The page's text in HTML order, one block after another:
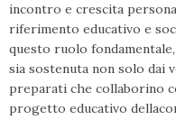
incontro e crescita
riferimento educativo e
questo ruolo
sia sostenuta non solo dai
preparati che collaborino
progetto educativo della